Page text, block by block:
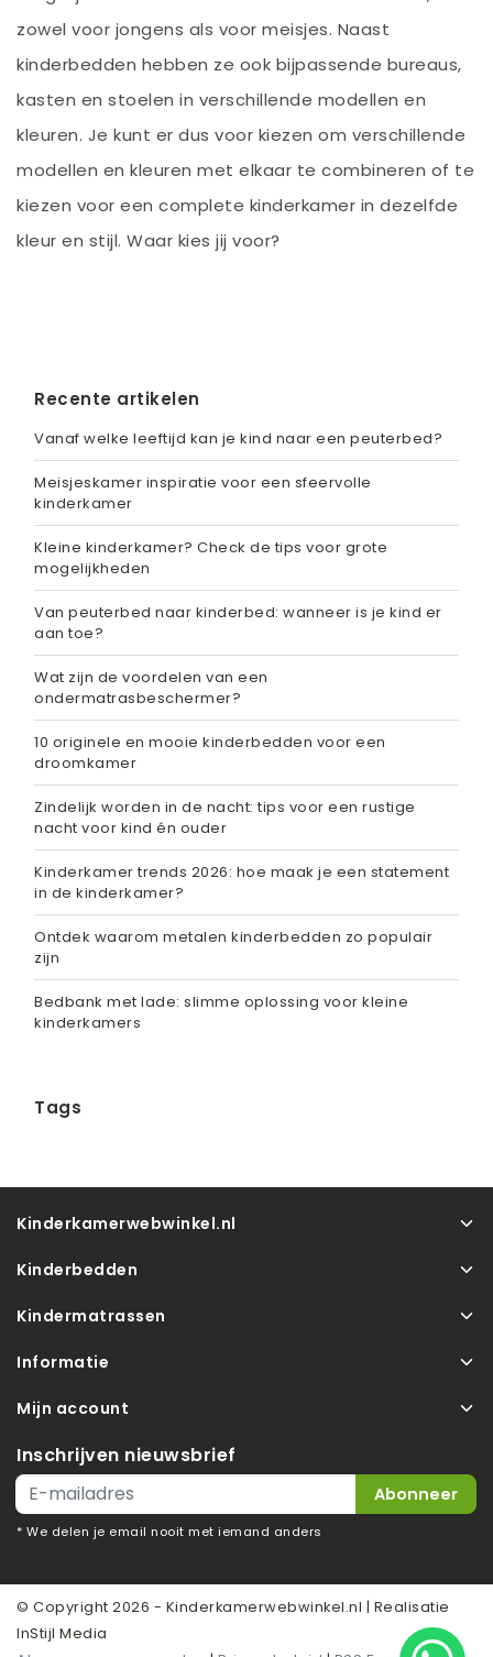
zowel voor jongens als voor meisjes. Naast
kinderbedden hebben ze ook bijpassende bureaus,
kasten en stoelen in verschillende modellen en
kleuren. Je kunt er dus voor kiezen om verschillende
modellen en kleuren met elkaar te combineren of te
kiezen voor een complete kinderkamer in dezelfde
kleur en stijl. Waar kies jij voor?
Recente artikelen
Vanaf welke leeftijd kan je kind naar een peuterbed?
Meisjeskamer inspiratie voor een sfeervolle
kinderkamer
Kleine kinderkamer? Check de tips voor grote
mogelijkheden
Van peuterbed naar kinderbed: wanneer is je kind er
aan toe?
Wat zijn de voordelen van een
ondermatrasbeschermer?
10 originele en mooie kinderbedden voor een
droomkamer
Zindelijk worden in de nacht: tips voor een rustige
nacht voor kind én ouder
Kinderkamer trends 2026: hoe maak je een statement
in de kinderkamer?
Ontdek waarom metalen kinderbedden zo populair
zijn
Bedbank met lade: slimme oplossing voor kleine
kinderkamers
Tags
Kinderkamerwebwinkel.nl
Kinderbedden
Kindermatrassen
Informatie
Mijn account
Inschrijven nieuwsbrief
Abonneer
* We delen je email nooit met iemand anders
© Copyright 2026 - Kinderkamerwebwinkel.nl | Realisatie
InStijl Media